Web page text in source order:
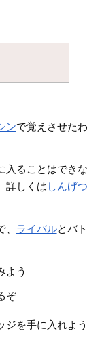
ンで覚えさせたわ
入ることはできな
詳しくは しんげつ
ライバルとバト
よう
ぞ
ジを手に入れよう